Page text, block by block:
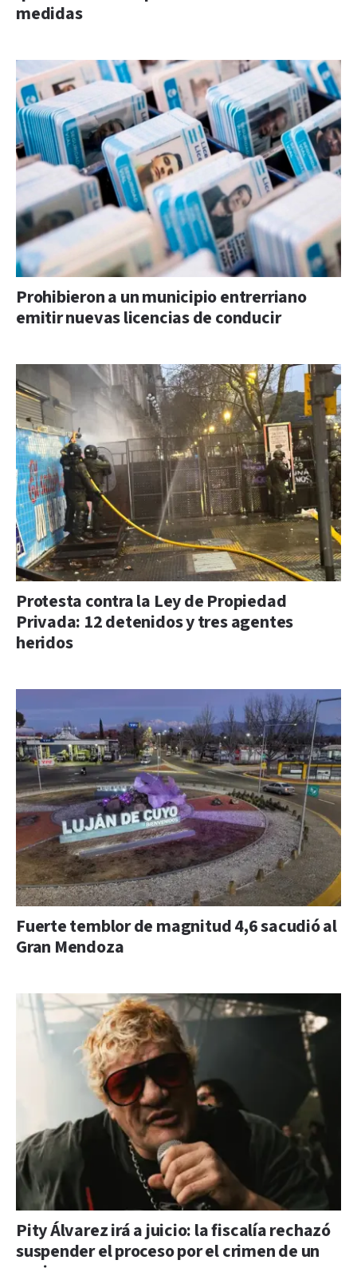
medidas
Prohibieron a un municipio entrerriano
emitir nuevas licencias de conducir
Protesta contra la Ley de Propiedad
Privada: 12 detenidos y tres agentes
heridos
Fuerte temblor de magnitud 4,6 sacudió al
Gran Mendoza
Pity Álvarez irá a juicio: la fiscalía rechazó
suspender el proceso por el crimen de un